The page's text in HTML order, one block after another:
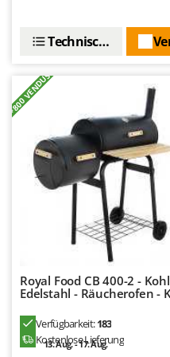
Tre Spade
Trev - Abrek -
Trotec
Udor
Unger
Verdemax
Vesco
W
Waldner
Weber
Technische Daten
+800 VENDUS
Royal Food CB 400-2 -
Edelstahl - Räucherofen -
Verfügbarkeit:183
Kostenlose Lieferung
13. Aug. - 17. Aug.